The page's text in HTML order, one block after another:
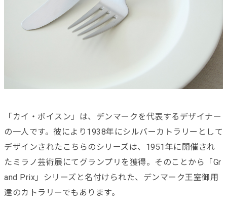
「カイ・ボイスン」は、デンマークを代表するデザイナー
の一人です。彼により1938年にシルバーカトラリーとして
デザインされたこちらのシリーズは、1951年に開催され
たミラノ芸術展にてグランプリを獲得。そのことから「Gr
and Prix」シリーズと名付けられた、デンマーク王室御用
達のカトラリーでもあります。